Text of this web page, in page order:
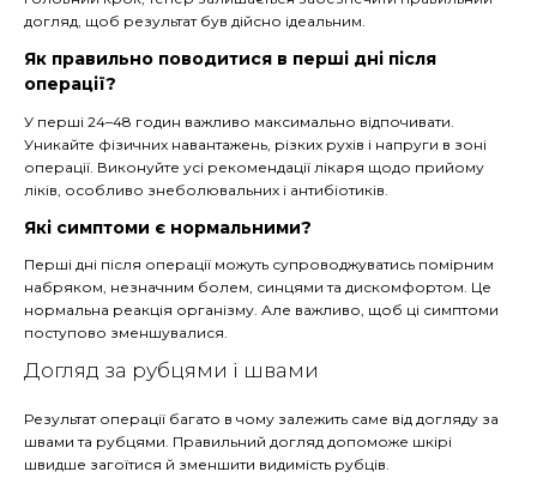
догляд, щоб результат був дійсно ідеальним.
Як правильно поводитися в перші дні після
операції?
У перші 24–48 годин важливо максимально відпочивати.
Уникайте фізичних навантажень, різких рухів і напруги в зоні
операції. Виконуйте усі рекомендації лікаря щодо прийому
ліків, особливо знеболювальних і антибіотиків.
Які симптоми є нормальними?
Перші дні після операції можуть супроводжуватись помірним
набряком, незначним болем, синцями та дискомфортом. Це
нормальна реакція організму. Але важливо, щоб ці симптоми
поступово зменшувалися.
Догляд за рубцями і швами
Результат операції багато в чому залежить саме від догляду за
швами та рубцями. Правильний догляд допоможе шкірі
швидше загоїтися й зменшити видимість рубців.